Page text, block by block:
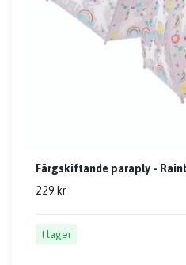
Färgskiftande paraply -
229 kr
I lager